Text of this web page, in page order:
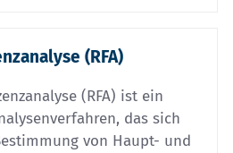
(RFA)
(RFA) ist ein
das sich
von Haupt- und